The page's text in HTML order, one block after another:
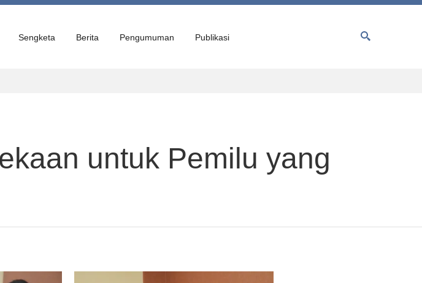
Sengketa Berita Pengumuman Publikasi
untuk Pemilu yang